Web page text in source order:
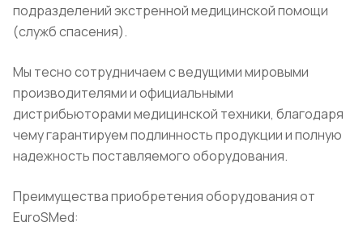
подразделений экстренной медицинской помощи
(служб спасения).
Мы тесно сотрудничаем с ведущими мировыми
производителями и официальными
дистрибьюторами медицинской техники, благодаря
чему гарантируем подлинность продукции и полную
надежность поставляемого оборудования.
Преимущества приобретения оборудования от
EuroSMed: